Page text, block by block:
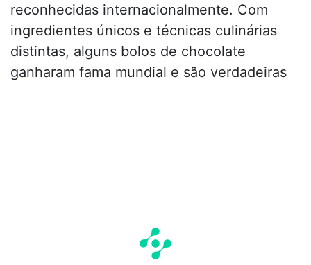
reconhecidas internacionalmente. Com
ingredientes únicos e técnicas culinárias
distintas, alguns bolos de chocolate
ganharam fama mundial e são verdadeiras